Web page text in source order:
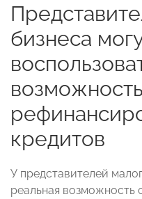
бизнеса
кредитов
У представителей
реальная возможность